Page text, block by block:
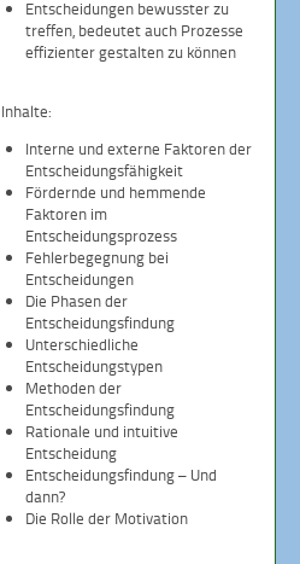
Entscheidungen bewusster zu
treffen, bedeutet auch Prozesse
effizienter gestalten zu können
Inhalte:
Interne und externe Faktoren der
Entscheidungsfähigkeit
Fördernde und hemmende
Faktoren im
Entscheidungsprozess
Fehlerbegegnung bei
Entscheidungen
Die Phasen der
Entscheidungsfindung
Unterschiedliche
Entscheidungstypen
Methoden der
Entscheidungsfindung
Rationale und intuitive
Entscheidung
Entscheidungsfindung – Und
dann?
Die Rolle der Motivation